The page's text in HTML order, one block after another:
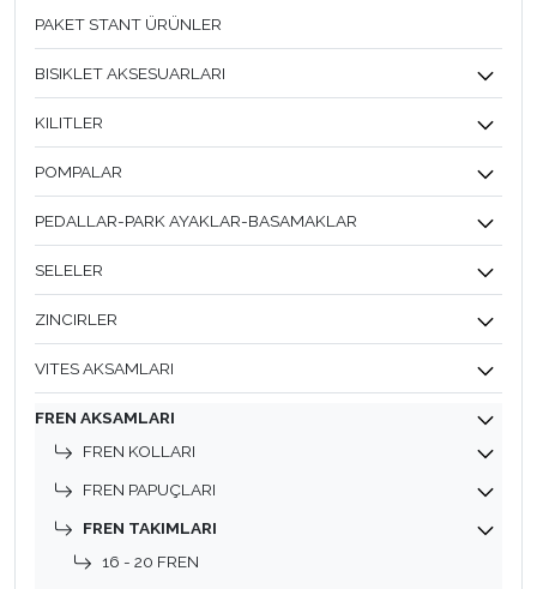
PAKET STANT ÜRÜNLER
BISIKLET AKSESUARLARI
KILITLER
POMPALAR
PEDALLAR-PARK AYAKLAR-BASAMAKLAR
SELELER
ZINCIRLER
VITES AKSAMLARI
FREN AKSAMLARI
FREN KOLLARI
FREN PAPUÇLARI
FREN TAKIMLARI
16 - 20 FREN